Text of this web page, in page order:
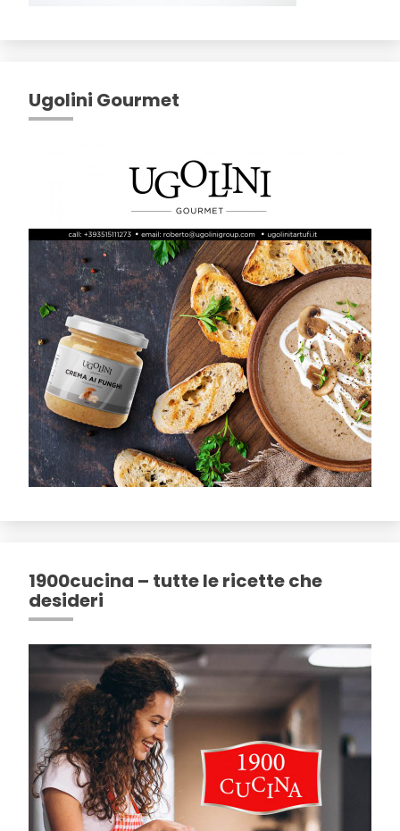
Ugolini Gourmet
1900cucina – tutte le ricette che
desideri